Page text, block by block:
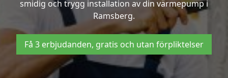
smidig och trygg installation av din värmepump i
Ramsberg.
Få 3 erbjudanden, gratis och utan förpliktelser